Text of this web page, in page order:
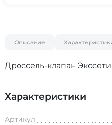
Описание
Дроссель-клапан
Характеристики
Артикул